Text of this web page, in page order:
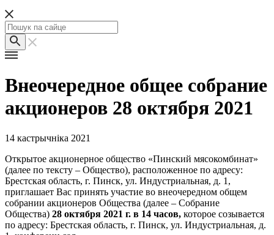
Внеочередное общее собрание
акционеров 28 октября 2021
14 кастрычніка 2021
Открытое акционерное общество «Пинский мясокомбинат»
(далее по тексту – Общество), расположенное по адресу:
Брестская область, г. Пинск, ул. Индустриальная, д. 1,
приглашает Вас принять участие во внеочередном общем
собрании акционеров Общества (далее – Собрание
Общества) 28 октября 2021 г. в 14 часов, которое созывается
по адресу: Брестская область, г. Пинск, ул. Индустриальная, д.